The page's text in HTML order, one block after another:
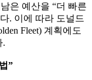
은 예산을 “더 빠른
. 이에 따라 도널드
Fleet) 계획에도
.
”